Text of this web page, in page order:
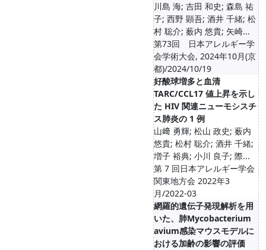
川島 海; 吉田 和史; 森島 祐
子; 西野 顕吾; 酒井 千緒; 松
村 聡介; 薮内 悠貴; 矢崎...
第73回 日本アレルギー学
会学術大会, 2024年10月(京
都)/2024/10/19
好酸球増多と血清
TARC/CCL17 値上昇を示し
た HIV 関連ニューモシスチ
ス肺炎の 1 例
山﨑 勇輝; 松山 政史; 薮内
悠貴; 松村 聡介; 酒井 千緒;
増子 裕典; 小川 良子; 際...
第 7 回日本アレルギー学会
関東地方会 2022年3
月/2022-03
網羅的遺伝子発現解析を用
いた、肺Mycobacterium
avium感染マウスモデルに
おける加齢の影響の評価